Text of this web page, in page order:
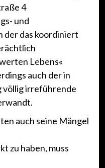
4
und
der das koordiniert
Lebens«
auch der in
völlig irreführende
auch seine Mängel
zu haben, muss